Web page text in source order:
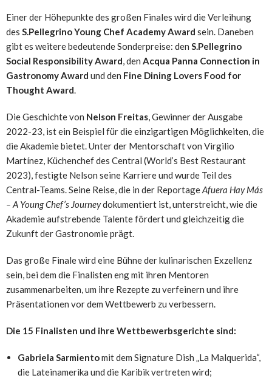
Einer der Höhepunkte des großen Finales wird die Verleihung
des S.Pellegrino Young Chef Academy Award sein. Daneben
gibt es weitere bedeutende Sonderpreise: den S.Pellegrino
Social Responsibility Award, den Acqua Panna Connection in
Gastronomy Award und den Fine Dining Lovers Food for
Thought Award.
Die Geschichte von Nelson Freitas, Gewinner der Ausgabe
2022-23, ist ein Beispiel für die einzigartigen Möglichkeiten, die
die Akademie bietet. Unter der Mentorschaft von Virgilio
Martínez, Küchenchef des Central (World’s Best Restaurant
2023), festigte Nelson seine Karriere und wurde Teil des
Central-Teams. Seine Reise, die in der ReportageAfuera Hay Más
– A Young Chef’s Journeydokumentiert ist, unterstreicht, wie die
Akademie aufstrebende Talente fördert und gleichzeitig die
Zukunft der Gastronomie prägt.
Das große Finale wird eine Bühne der kulinarischen Exzellenz
sein, bei dem die Finalisten eng mit ihren Mentoren
zusammenarbeiten, um ihre Rezepte zu verfeinern und ihre
Präsentationen vor dem Wettbewerb zu verbessern.
Die 15 Finalisten und ihre Wettbewerbsgerichte sind:
Gabriela Sarmientomit dem Signature Dish „La Malquerida“,
die Lateinamerika und die Karibik vertreten wird;